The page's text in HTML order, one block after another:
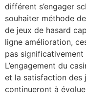
différent s’engager
souhaiter méthode
de jeux de hasard
ligne amélioration,
pas
L’engagement du
et la satisfaction des
continueront à